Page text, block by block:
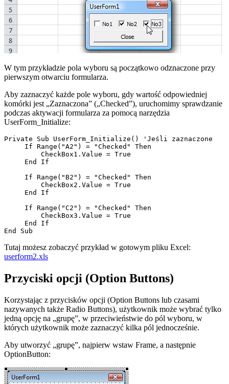
W tym przykładzie pola wyboru są początkowo odznaczone przy
pierwszym otwarciu formularza.
Aby zaznaczyć każde pole wyboru, gdy wartość odpowiedniej
komórki jest „Zaznaczona” („Checked”), uruchomimy sprawdzanie
podczas aktywacji formularza za pomocą narzędzia
UserForm_Initialize:
Private Sub UserForm_Initialize() 'Jeśli zaznaczone
     If Range("A2") = "Checked" Then
         CheckBox1.Value = True
     End If
     If Range("B2") = "Checked" Then
         CheckBox2.Value = True
     End If
     If Range("C2") = "Checked" Then
         CheckBox3.Value = True
     End If
Tutaj możesz zobaczyć przykład w gotowym pliku Excel:
userform2.xls
Przyciski opcji (Option Buttons)
Korzystając z przycisków opcji (Option Buttons lub czasami
nazywanych także Radio Buttons), użytkownik może wybrać tylko
jedną opcję na „grupę”, w przeciwieństwie do pól wyboru, w
których użytkownik może zaznaczyć kilka pól jednocześnie.
Aby utworzyć „grupę”, najpierw wstaw Frame, a następnie
OptionButton: